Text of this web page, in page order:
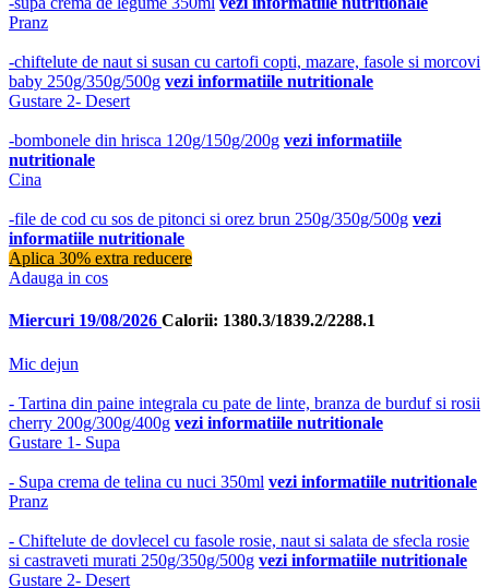
Pranz
-chiftelute de naut si susan cu cartofi copti, mazare, fasole si morcovi
baby 250g/350g/500g vezi informatiile nutritionale
Gustare 2- Desert
-bombonele din hrisca 120g/150g/200g vezi informatiile
nutritionale
Cina
-file de cod cu sos de pitonci si orez brun 250g/350g/500g vezi
informatiile nutritionale
Aplica 30% extra reducere
Adauga in cos
Miercuri 19/08/2026 Calorii: 1380.3/1839.2/2288.1
Mic dejun
- Tartina din paine integrala cu pate de linte, branza de burduf si rosii
cherry 200g/300g/400g vezi informatiile nutritionale
Gustare 1- Supa
- Supa crema de telina cu nuci 350ml vezi informatiile nutritionale
Pranz
- Chiftelute de dovlecel cu fasole rosie, naut si salata de sfecla rosie
si castraveti murati 250g/350g/500g vezi informatiile nutritionale
Gustare 2- Desert